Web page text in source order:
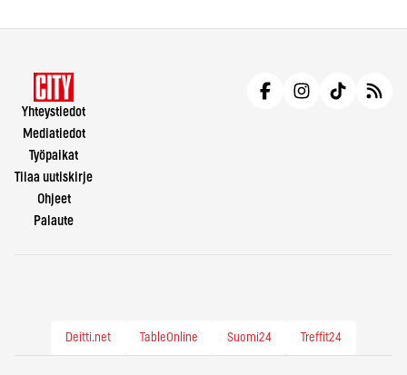
Yhteystiedot
Mediatiedot
Työpaikat
Tilaa uutiskirje
Ohjeet
Palaute
Deitti.net TableOnline Suomi24 Treffit24